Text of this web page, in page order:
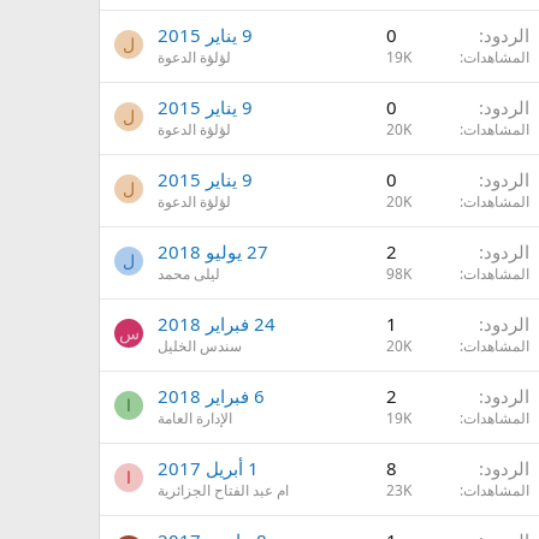
الردود 0
المشاهدات 19K
9 يناير 2015
لؤلؤة الدعوة
ل
الردود 0
المشاهدات 20K
9 يناير 2015
لؤلؤة الدعوة
ل
الردود 0
المشاهدات 20K
9 يناير 2015
لؤلؤة الدعوة
ل
الردود 2
المشاهدات 98K
27 يوليو 2018
ليلى محمد
ل
الردود 1
المشاهدات 20K
24 فبراير 2018
سندس الخليل
س
الردود 2
المشاهدات 19K
6 فبراير 2018
الإدارة العامة
ا
الردود 8
المشاهدات 23K
1 أبريل 2017
ام عبد الفتاح الجزائرية
ا